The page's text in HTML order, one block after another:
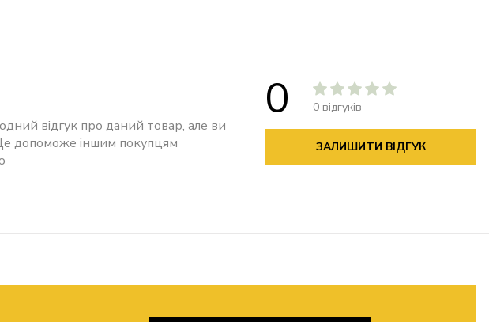
0 0 відгуків
ЗАЛИШИТИ ВІДГУК
відгук про даний товар, але ви
допоможе іншим покупцям